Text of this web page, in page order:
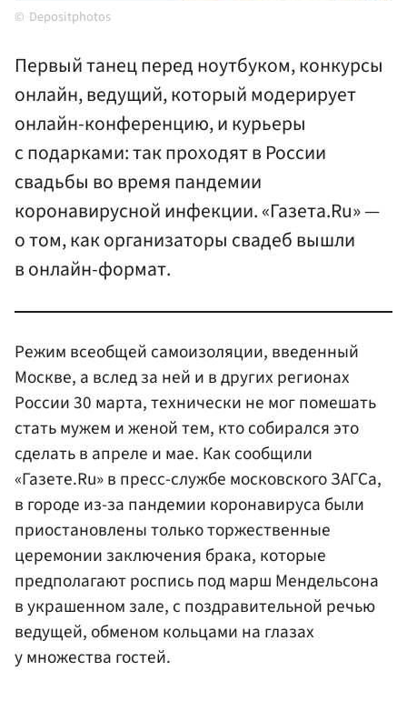
Depositphotos
Первый танец перед ноутбуком, конкурсы
онлайн, ведущий, который модерирует
онлайн-конференцию, и курьеры
с подарками: так проходят в России
свадьбы во время пандемии
коронавирусной инфекции. «Газета.Ru» —
о том, как организаторы свадеб вышли
в онлайн-формат.
Режим всеобщей самоизоляции, введенный
Москве, а вслед за ней и в других регионах
России 30 марта, технически не мог помешать
стать мужем и женой тем, кто собирался это
сделать в апреле и мае. Как сообщили
«Газете.Ru» в пресс-службе московского ЗАГСа,
в городе из-за пандемии коронавируса были
приостановлены только торжественные
церемонии заключения брака, которые
предполагают роспись под марш Мендельсона
в украшенном зале, с поздравительной речью
ведущей, обменом кольцами на глазах
у множества гостей.